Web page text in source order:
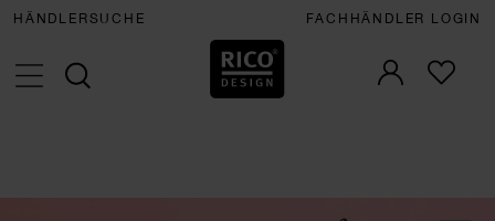
HÄNDLERSUCHE FACHHÄNDLER LOGIN